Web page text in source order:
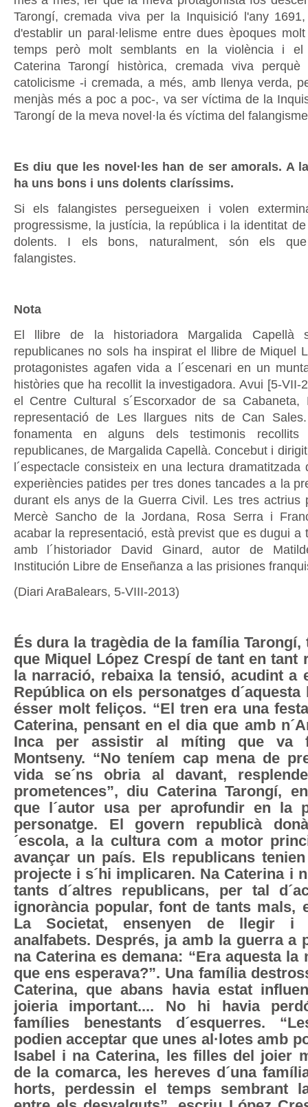
Tarongí, cremada viva per la Inquisició l'any
d'establir un paral·lelisme entre dues èpoques
temps però molt semblants en la violència i el
Caterina Tarongí històrica, cremada viva
catolicisme -i cremada, a més, amb llenya verda,
menjàs més a poc a poc-, va ser víctima de la
Tarongí de la meva novel·la és víctima del
Es diu que les novel·les han de ser amorals. A
ha uns bons i uns dolents claríssims.
Si els falangistes persegueixen i volen
progressisme, la justícia, la república i la identitat
dolents. I els bons, naturalment, són els
falangistes.
Nota
El llibre de la historiadora Margalida Capellà
republicanes no sols ha inspirat el llibre de Miquel
protagonistes agafen vida a l´escenari en un
històries que ha recollit la investigadora. Avui [5-VII-
el Centre Cultural s´Escorxador de sa Cabaneta,
representació de Les llargues nits de Can
fonamenta en alguns dels testimonis
republicanes, de Margalida Capellà. Concebut i
l´espectacle consisteix en una lectura
experiències patides per tres dones tancades a la
durant els anys de la Guerra Civil. Les tres actrius
Mercè Sancho de la Jordana, Rosa Serra i
acabar la representació, està previst que es dugui a
amb l´historiador David Ginard, autor de
Institución Libre de Enseñanza a las prisiones
(Diari AraBalears, 5-VIII-2013)
És dura la tragèdia de la família Tarongí,
que Miquel López Crespí de tant en tant
la narració, rebaixa la tensió, acudint a
República on els personatges
ésser molt feliços. “El tren era una
Caterina, pensant en el dia que amb
Inca per assistir al míting que va
Montseny. “No teníem cap mena de
vida se´ns obria al davant,
prometences”, diu Caterina Tarongí,
que l´autor usa per aprofundir en la
personatge. El govern republicà
´escola, a la cultura com a motor
avançar un país. Els republicans
projecte i s´hi implicaren. Na Caterina i
tants d´altres republicans, per tal
ignorància popular, font de tants mals,
La Societat, ensenyen de llegir i
analfabets. Després, ja amb la guerra a
na Caterina es demana: “Era aquesta la
que ens esperava?”. Una família
Caterina, que abans havia estat
joieria important.... No hi havia
famílies benestants d´esquerres.
podien acceptar que unes al·lotes amb
Isabel i na Caterina, les filles del joier
de la comarca, les hereves d´una
horts, perdessin el temps sembrant